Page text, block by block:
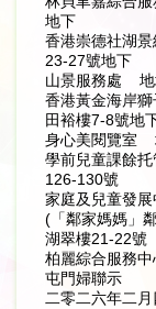
地下
香港崇德社湖
23-27號地下
山景服務處 地
香港黃金海岸
田裕樓7-8號地
身心美閱覽室
學前兒童課餘
126-130號
家庭及兒童發展
(「鄰家媽媽」
湖翠樓21-22號
柏麗綜合服務
屯門婦聯示
二零二六年二月